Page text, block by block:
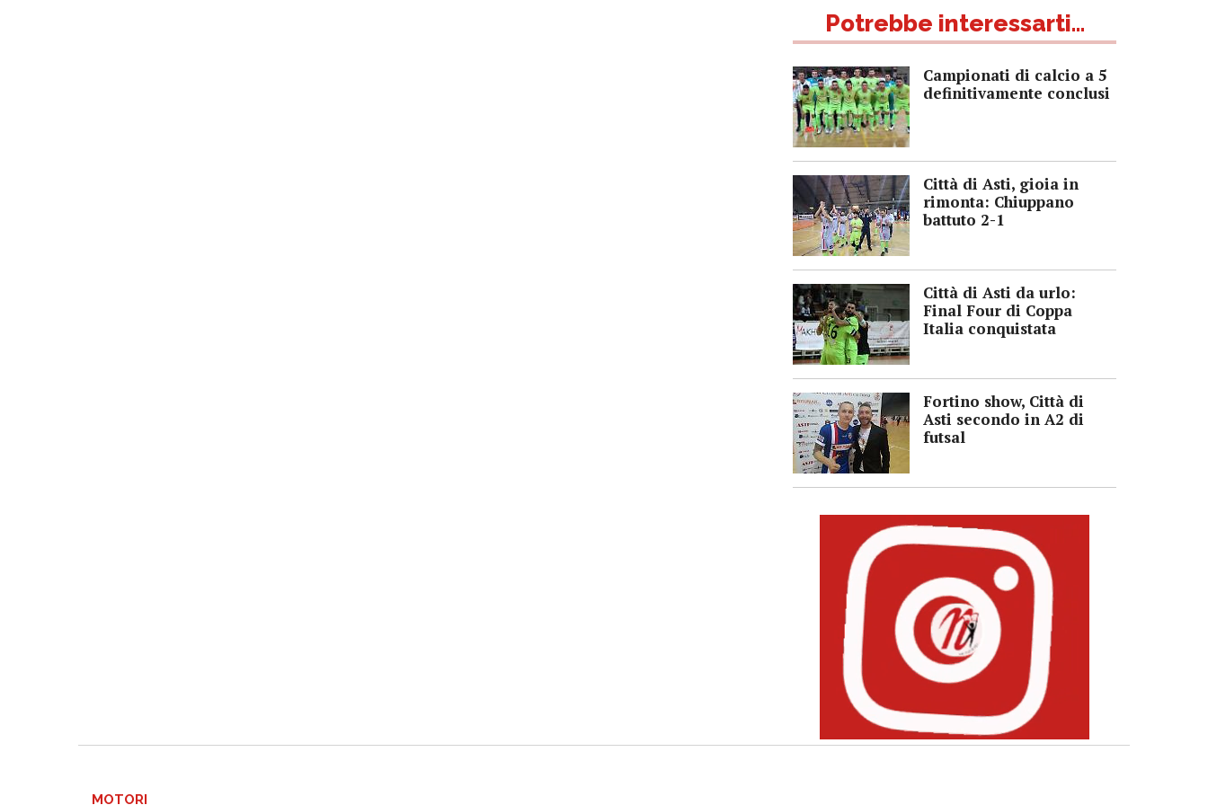
Potrebbe interessarti...
Campionati di calcio a 5
definitivamente conclusi
Città di Asti, gioia in
rimonta: Chiuppano
battuto 2-1
Città di Asti da urlo:
Final Four di Coppa
Italia conquistata
Fortino show, Città di
Asti secondo in A2 di
futsal
MOTORI